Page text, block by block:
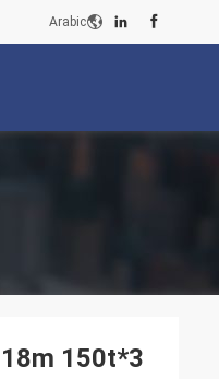
Arabic
3*18m 150t مركبة إلكترونية الميزانات مع الصين السعر المصنع